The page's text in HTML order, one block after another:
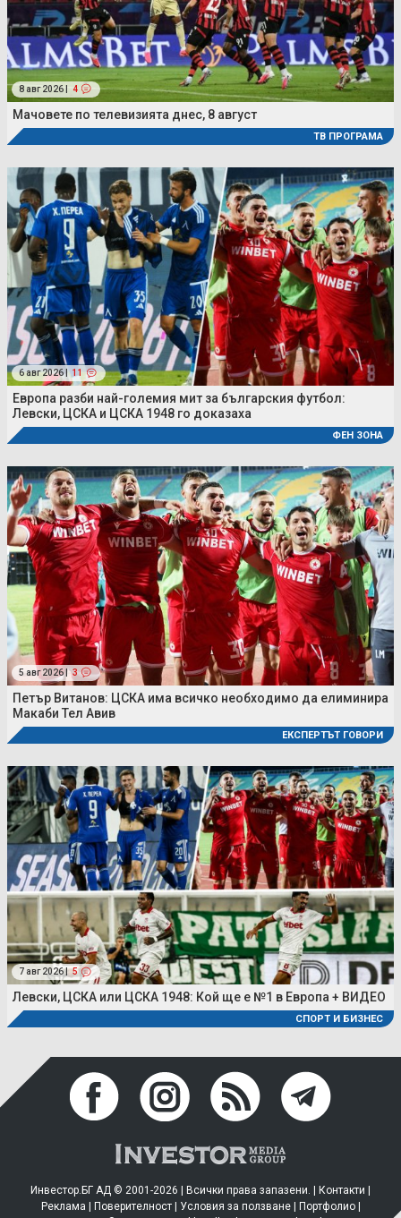
8 авг 2026 | 4
Мачовете по телевизията днес, 8 август
ТВ ПРОГРАМА
6 авг 2026 | 11
Европа разби най-големия мит за българския футбол:
Левски, ЦСКА и ЦСКА 1948 го доказаха
ФЕН ЗОНА
5 авг 2026 | 3
Петър Витанов: ЦСКА има всичко необходимо да елиминира
Макаби Тел Авив
ЕКСПЕРТЪТ ГОВОРИ
7 авг 2026 | 5
Левски, ЦСКА или ЦСКА 1948: Кой ще е №1 в Европа + ВИДЕО
СПОРТ И БИЗНЕС
Инвестор.БГ АД © 2001-2026 | Всички права запазени. | Контакти
Реклама
Поверителност| Условия за ползване| Портфолио|